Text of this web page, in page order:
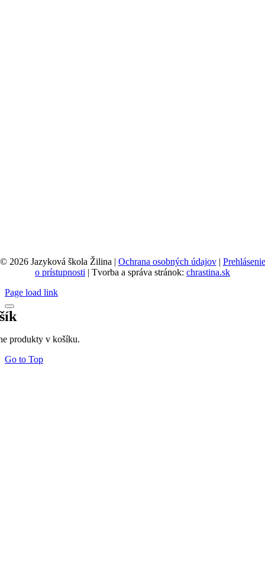
© 2026 Jazyková škola Žilina | Ochrana osobných údajov| Prehlásenie
o prístupnosti | Tvorba a správa stránok: chrastina.sk
Page load link
produkty v košíku.
Go to Top